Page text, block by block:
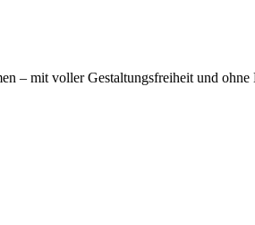
– mit voller Gestaltungsfreiheit und ohne